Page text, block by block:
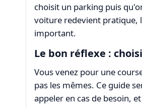
choisit un parking puis
voiture redevient pratique,
important.
Le bon réflexe :
Vous venez pour une
pas les mêmes. Ce guide
appeler en cas de besoin,